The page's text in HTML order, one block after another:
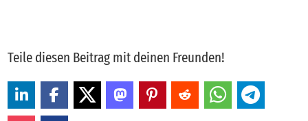
Teile diesen Beitrag mit deinen Freunden!